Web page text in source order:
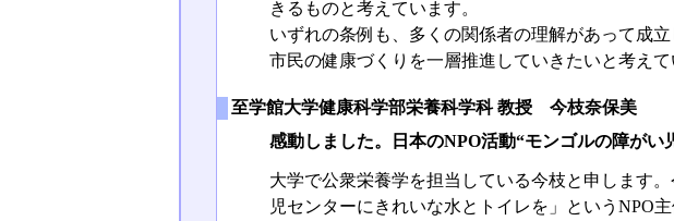
きるものと考えています。
いずれの条例も、多くの関係者の理解があって成
市民の健康づくりを一層推進していきたいと考えて
至学館大学健康科学部栄養科学科 教授 今枝奈保美
感動しました。日本のNPO活動“モンゴルの障がい
大学で公衆栄養学を担当している今枝と申します
児センターにきれいな水とトイレを」というNPO